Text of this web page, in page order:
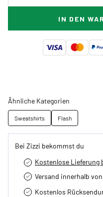
IN DEN
Ähnliche Kategorien
Sweatshirts Flash
Bei Zizzi bekommst du
Kostenlose Lieferung
Versand innerhalb
Kostenlos